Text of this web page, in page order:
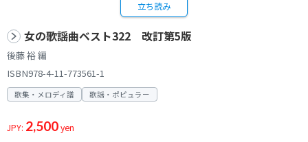
立ち読み
女の歌謡曲ベスト322 改訂第5版
後藤 裕 編
ISBN978-4-11-773561-1
歌集・メロディ譜 歌謡・ポピュラー
JPY: 2,500yen